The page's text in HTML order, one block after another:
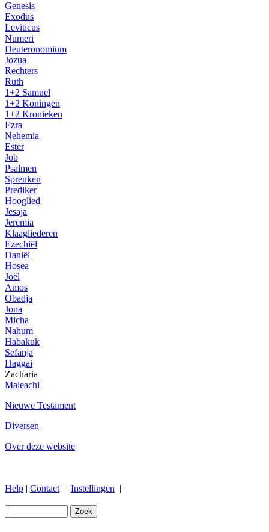
Genesis
Exodus
Leviticus
Numeri
Deuteronomium
Jozua
Rechters
Ruth
1+2 Samuel
1+2 Koningen
1+2 Kronieken
Ezra
Nehemia
Ester
Job
Psalmen
Spreuken
Prediker
Hooglied
Jesaja
Jeremia
Klaagliederen
Ezechiël
Daniël
Hosea
Joël
Amos
Obadja
Jona
Micha
Nahum
Habakuk
Sefanja
Haggai
Zacharia
Maleachi
Nieuwe Testament
Diversen
Over deze website
Help | Contact | Instellingen |